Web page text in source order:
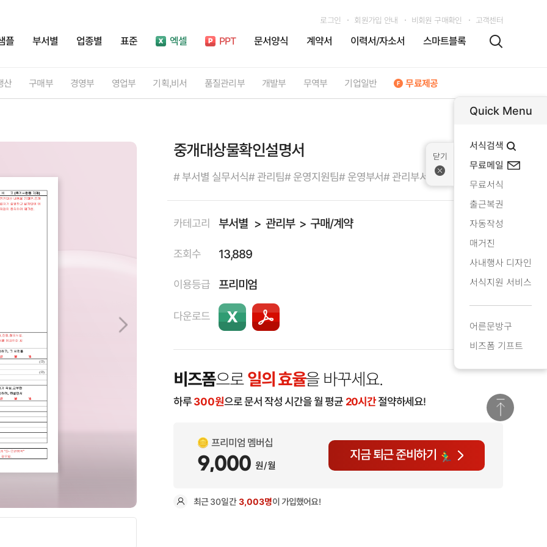
플 부서별 업종별 표준 엑셀 PPT 문서양식 계약서 이력서/자소서 스마트블록
로그인 회원가입 안내 비회원 구매확인 고객센터
산 구매부 경영부 영업부 기획,비서 품질관리부 개발부 무역부 기업일반 무료제공
중개대상물확인설명서
# 부서별 실무서식# 관리팀# 운영지원팀# 운영부서# 관리부서
카테고리 부서별 관리부 구매/계약
조회수 13,889
이용등급 프리미엄
다운로드
비즈폼으로일의 효율을 바꾸세요.
하루 300원으로 문서 작성 시간을 월 평균 20시간절약하세요!
프리미엄 멤버십
9,000 원/월
지금 퇴근 준비하기
최근30일간3,003명이 가입했어요!
Quick Menu
서식검색
무료메일
무료서식
출근복권
자동작성
매거진
사내행사 디자인
서식지원 서비스
어른문방구
비즈폼 기프트